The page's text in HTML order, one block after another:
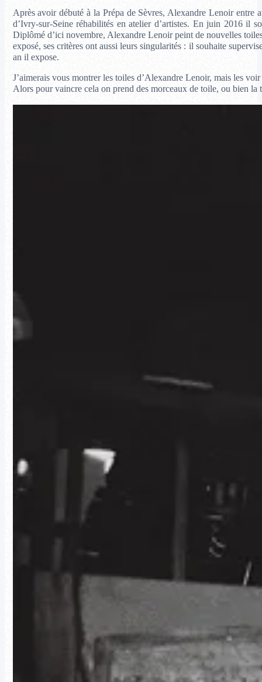
Après avoir débuté à la Prépa de Sèvres, Alexandre Lenoir entre
d’Ivry-sur-Seine réhabilités en atelier d’artistes. En juin 2016 il
Diplômé d’ici novembre, Alexandre Lenoir peint de nouvelles
exposé, ses critères ont aussi leurs singularités : il souhaite
an il expose.
J’aimerais vous montrer les toiles d’Alexandre Lenoir, mais les
Alors pour vaincre cela on prend des morceaux de toile, ou bien la